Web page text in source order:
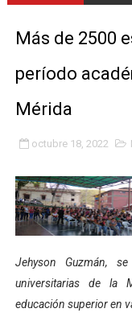
Plan Vacacional
Alcaldía del
Fundacite
INN-Mérida
Impulsan plan
Mérida impulsa
Fomficc
Niños de
Corposalud y
Más de 2500
período
Mérida
octubre 18, 2022
Jehyson Guzmán,
universitarias de la
educación superior en